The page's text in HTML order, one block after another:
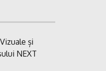
și
NEXT